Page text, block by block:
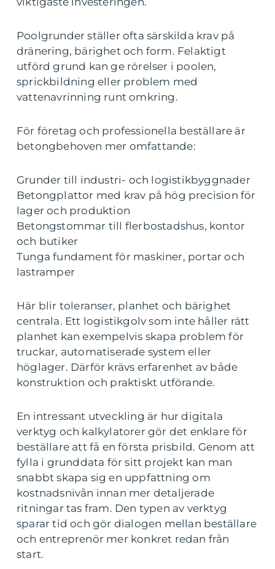
Poolgrunder ställer ofta särskilda krav på
dränering, bärighet och form. Felaktigt
utförd grund kan ge rörelser i poolen,
sprickbildning eller problem med
vattenavrinning runt omkring.
För företag och professionella beställare är
betongbehoven mer omfattande:
Grunder till industri- och logistikbyggnader
Betongplattor med krav på hög precision för
lager och produktion
Betongstommar till flerbostadshus, kontor
och butiker
Tunga fundament för maskiner, portar och
lastramper
Här blir toleranser, planhet och bärighet
centrala. Ett logistikgolv som inte håller rätt
planhet kan exempelvis skapa problem för
truckar, automatiserade system eller
höglager. Därför krävs erfarenhet av både
konstruktion och praktiskt utförande.
En intressant utveckling är hur digitala
verktyg och kalkylatorer gör det enklare för
beställare att få en första prisbild. Genom att
fylla i grunddata för sitt projekt kan man
snabbt skapa sig en uppfattning om
kostnadsnivån innan mer detaljerade
ritningar tas fram. Den typen av verktyg
sparar tid och gör dialogen mellan beställare
och entreprenör mer konkret redan från
start.